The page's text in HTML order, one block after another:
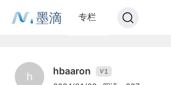
墨滴 专栏
h hbaaron V1